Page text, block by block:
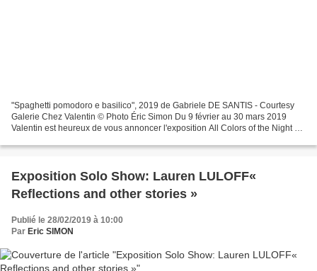
"Spaghetti pomodoro e basilico", 2019 de Gabriele DE SANTIS - Courtesy
Galerie Chez Valentin © Photo Éric Simon Du 9 février au 30 mars 2019
Valentin est heureux de vous annoncer l'exposition All Colors of the Night de
Exposition Solo Show: Lauren LULOFF«
Reflections and other stories »
Publié le 28/02/2019 à 10:00
Par Eric SIMON